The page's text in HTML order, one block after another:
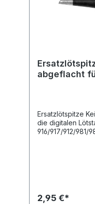
Ersatzlötspitze Keilform 2
abgeflacht
Ersatzlötspitze Keilform 2 mm abgeflacht für
die digitalen
916/917/912/981/
2,95 €*